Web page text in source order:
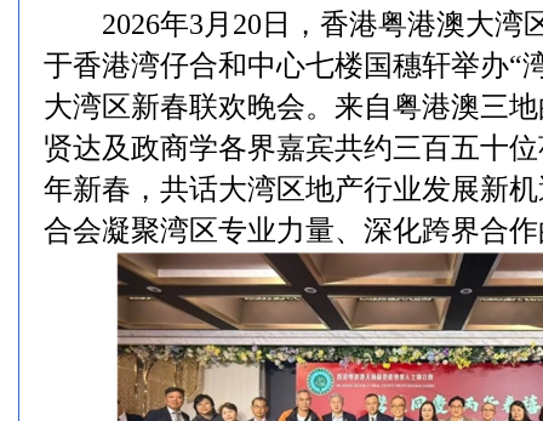
2026年3月20日，香港粤港澳大湾
于香港湾仔合和中心七楼国穗轩举办“
大湾区新春联欢晚会。来自粤港澳三
贤达及政商学各界嘉宾共约三百五十
年新春，共话大湾区地产行业发展新
合会凝聚湾区专业力量、深化跨界合